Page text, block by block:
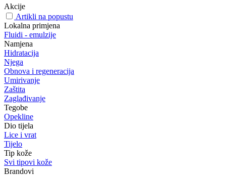
Akcije
Artikli na popustu
Lokalna primjena
Fluidi - emulzije
Namjena
Hidratacija
Njega
Obnova i regeneracija
Umirivanje
Zaštita
Zaglađivanje
Tegobe
Opekline
Dio tijela
Lice i vrat
Tijelo
Tip kože
Svi tipovi kože
Brandovi